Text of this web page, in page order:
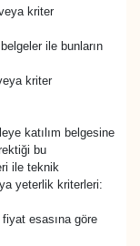
kriter
ile bunların
kriter
katılım belgesine
bu
ile teknik
yeterlik kriterleri:
esasına göre